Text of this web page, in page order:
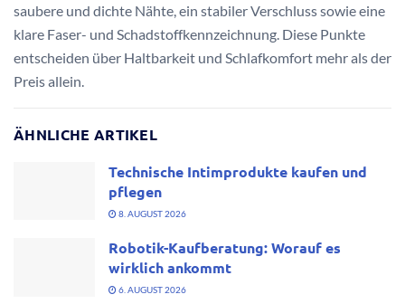
saubere und dichte Nähte, ein stabiler Verschluss sowie eine
klare Faser- und Schadstoffkennzeichnung. Diese Punkte
entscheiden über Haltbarkeit und Schlafkomfort mehr als der
Preis allein.
ÄHNLICHE ARTIKEL
Technische Intimprodukte kaufen und
pflegen
8. AUGUST 2026
Robotik-Kaufberatung: Worauf es
wirklich ankommt
6. AUGUST 2026